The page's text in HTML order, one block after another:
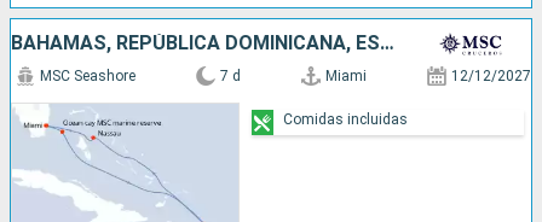
BAHAMAS, REPÚBLICA DOMINICANA, ESTADOS UNIDOS
MSC Seashore 7 d Miami 12/12/2027
Comidas incluidas